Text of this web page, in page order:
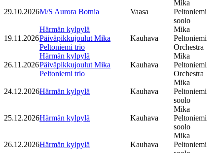
29.10.2026M/S Aurora Botnia Vaasa
Mika
Peltoniemi
soolo
19.11.2026
Härmän kylpylä
Päiväpikkujoulut Mika
Peltoniemi trio
Kauhava
Mika
Peltoniemi
Orchestra
26.11.2026
Härmän kylpylä
Päiväpikkujoulut Mika
Peltoniemi trio
Kauhava
Mika
Peltoniemi
Orchestra
24.12.2026Härmän kylpylä Kauhava
Mika
Peltoniemi
soolo
25.12.2026Härmän kylpylä Kauhava
Mika
Peltoniemi
soolo
26.12.2026Härmän kylpylä Kauhava
Mika
Peltoniemi